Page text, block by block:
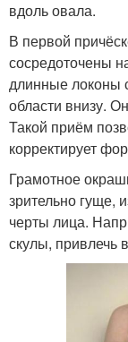
вдоль овала.
В первой
сосредоточены
длинные локоны
области внизу.
Такой приём
корректирует
Грамотное
зрительно гуще,
черты лица.
скулы, привлечь